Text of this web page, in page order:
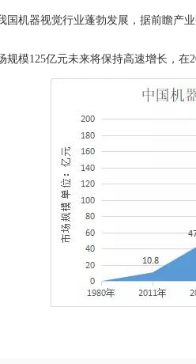
机器视觉行业蓬勃发展，据前瞻产业
125亿元未来将保持高速增长，在